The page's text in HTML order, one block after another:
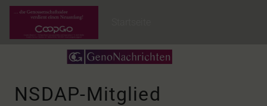
NSDAP-Mitglied